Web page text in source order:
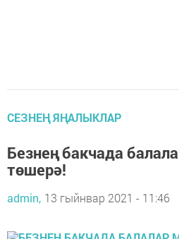
СЕЗНЕҢ ЯҢАЛЫКЛАР
Безнең бакчада
төшерә!
admin, 13 гыйнвар 2021 - 11:46